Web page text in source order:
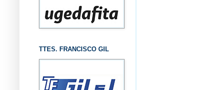
TTES. FRANCISCO GIL